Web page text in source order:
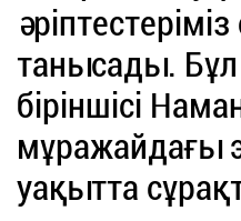
танысады. Бұл
біріншісі
мұражайдағы
уақытта